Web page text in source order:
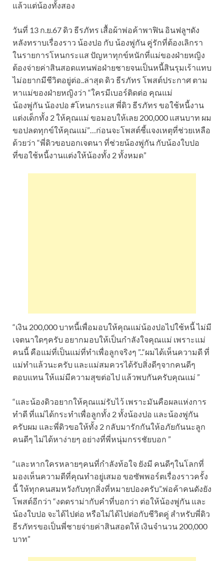
แล้วแต่น้องทั้งสอง
วันที่ 13 ก.ย.67 ดิว ธีรภัทร เสื้อผ้าพ่อค้าพาฟิน อินฟลูฯดัง
หลังทราบเรื่องราว น้องปอ กับ น้องพู่กัน คู่รักที่ต้องเลิกรา
ในรายการโหนกระแส ปัญหาทุกข์หนักที่แม่ของฝ่ายหญิง
ต้องจ่ายค่าสินสอดแทนพ่อฝ่ายชายจนเป็นหนี้สินรุมเร้าแทบ
ไม่อยากมีชีวิตอยู่ต่อ..ล่าสุด ดิว ธีรภัทร โพสต์ประกาศ ตาม
หาแม่ของฝ่ายหญิงว่า “ใครมีเบอร์ติดต่อ คุณแม่
น้องพู่กัน น้องปอ #โหนกระเเส พี่ดิว ธีรภัทร ขอใช้หนี้งาน
แต่งเด็กทั้ง 2 ให้คุณแม่ ขอมอบให้เลย 200,000 แสนบาท ผม
ขอปลดทุกข์ให้คุณแม่”…ก่อนจะโพสต์ชี้แจงเหตุที่ช่วยเหลือ
ด้วยว่า “พี่ดิวขอบอกเจตนา ที่ช่วยน้องพู่กัน กับน้องใบปอ
ที่ขอใช้หนี้งานแต่งให้น้องทั้ง 2 ทั้งหมด”
“เงิน 200,000 บาทนี้เพื่อมอบให้คุณแม่น้องปอไปใช้หนี้ ไม่มี
เจตนาใดๆครับ อยากมอบให้เป็นกำลังใจคุณแม่ เพราะแม่
คนนี้ คือแม่ที่เป็นแม่ที่ทำเพื่อลูกจริงๆ ”..“ผมได้เห็นความดี ที่
แม่ทำแล้วนะครับ และแม่สมควรได้รับสิ่งดีๆจากคนดีๆ
ตอบแทน ให้แม่มีความสุขต่อไป แล้วพบกันครับคุณแม่ ”
“และน้องดิวอยากให้คุณแม่รับไว้ เพราะมันคือผลแห่งการ
ทำดี ที่แม่ได้กระทำเพื่อลูกทั้ง 2 ทั้งน้องปอ และน้องพู่กัน
ครับผม และพี่ดิวขอให้ทั้ง 2 กลับมารักกันให้อภัยกันนะลูก
คนดีๆ ไม่ได้หาง่ายๆ อย่างที่พี่หนุ่มกรรชัยบอก ”
“และหากใครหลายๆคนที่กำลังท้อใจ ยังมี คนดีๆในโลกที่
มองเห็นความดีที่คุณทำอยู่เสมอ ขอซัพพอร์ตเรื่องราวครั้ง
นี้ ให้ทุกคนสมหวังกับทุกสิ่งที่หมายปองครับ”.พ่อค้าคนดังยัง
โพสต์อีกว่า “งดดราม่ากับคำที่บอกว่า ต่อให้น้องพู่กัน และ
น้องใบปอ จะได้ไปต่อ หรือไม่ได้ไปต่อกับชีวิตคู่ สำหรับพี่ดิว
ธีรภัทรขอเป็นพี่ชายจ่ายค่าสินสอดให้ เงินจำนวน 200,000
บาท”